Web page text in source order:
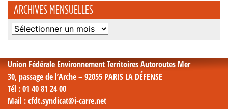
ARCHIVES MENSUELLES
Archives
Union Fédérale Environnement Territoires Autoroutes Mer
30, passage de l’Arche – 92055 PARIS LA DÉFENSE
Tél : 01 40 81 24 00
Mail : cfdt.syndicat@i-carre.net